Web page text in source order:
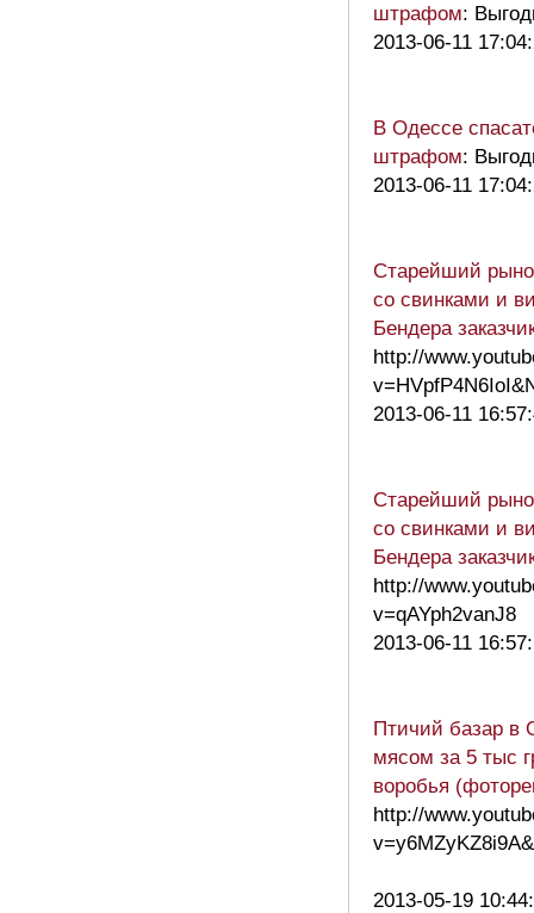
штрафом:
2013-06-11
В Одессе
штрафом:
2013-06-11
Старейший
со свинками и
Бендера
http://
2013-06-11
Старейший
со свинками и
Бендера
http://
v=qAYph2vanJ8
2013-06-11
Птичий базар в
мясом за 5 тыс
воробья
http://
2013-05-19